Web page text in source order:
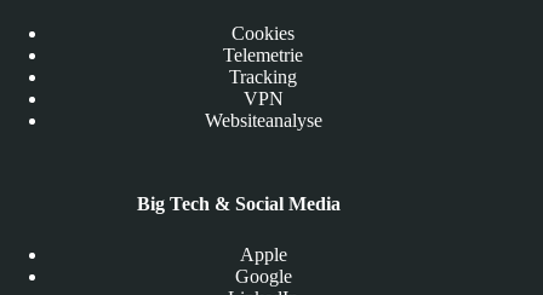
Cookies
Telemetrie
Tracking
VPN
Websiteanalyse
Big Tech & Social Media
Apple
Google